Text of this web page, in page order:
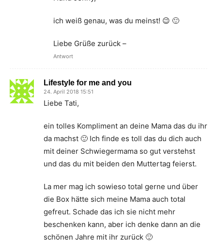
ich weiß genau, was du meinst! 😉 🙂
Liebe Grüße zurück –
Antwort
Lifestyle for me and you
24. April 2018 15:51
Liebe Tati,
ein tolles Kompliment an deine Mama das du ihr
da machst 🙂 Ich finde es toll das du dich auch
mit deiner Schwiegermama so gut verstehst
und das du mit beiden den Muttertag feierst.
La mer mag ich sowieso total gerne und über
die Box hätte sich meine Mama auch total
gefreut. Schade das ich sie nicht mehr
beschenken kann, aber ich denke dann an die
schönen Jahre mit ihr zurück 🙂